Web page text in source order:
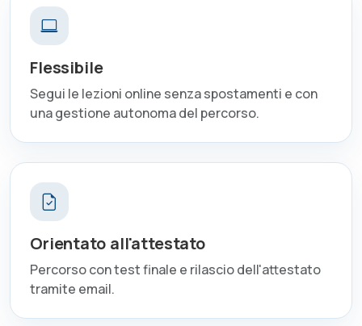
Flessibile
Segui le lezioni online senza spostamenti e con
una gestione autonoma del percorso.
Orientato all'attestato
Percorso con test finale e rilascio dell'attestato
tramite email.